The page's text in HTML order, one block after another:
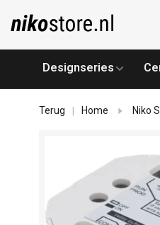
Designseries
Terug Home Niko